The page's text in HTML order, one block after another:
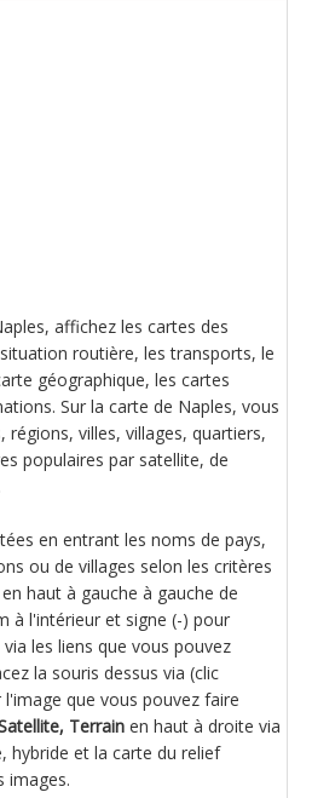
affichez les cartes des
routière, les transports, le
géographique, les cartes
Sur la carte de Naples, vous
villes, villages, quartiers,
populaires par satellite, de
en entrant les noms de pays,
ou de villages selon les critères
haut à gauche à gauche de
à l'intérieur et signe (-) pour
les liens que vous pouvez
la souris dessus via (clic
que vous pouvez faire
Terrain en haut à droite via
hybride et la carte du relief
images.